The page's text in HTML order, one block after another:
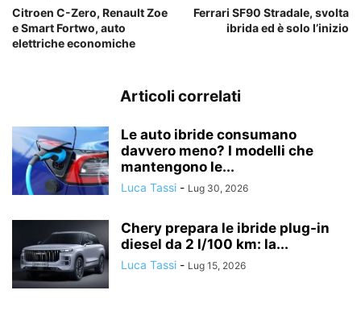
Citroen C-Zero, Renault Zoe
e Smart Fortwo, auto
elettriche economiche
Ferrari SF90 Stradale, svolta
ibrida ed è solo l’inizio
Articoli correlati
Le auto ibride consumano
davvero meno? I modelli che
mantengono le...
Luca Tassi - Lug 30, 2026
Chery prepara le ibride plug-in
diesel da 2 l/100 km: la...
Luca Tassi - Lug 15, 2026